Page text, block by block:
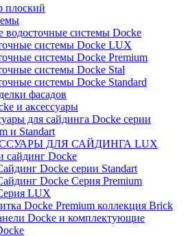
водосточные системы Docke
системы Docke LUX
системы Docke Premium
системы Docke Stal
системы Docke Standard
фасадов
и аксессуары
для сайдинга Docke серии
и Standart
ДЛЯ САЙДИНГА LUX
сайдинг Docke
Docke серии Standart
Docke Серия Premium
LUX
Docke Premium коллекция Brick
Docke и комплектующие